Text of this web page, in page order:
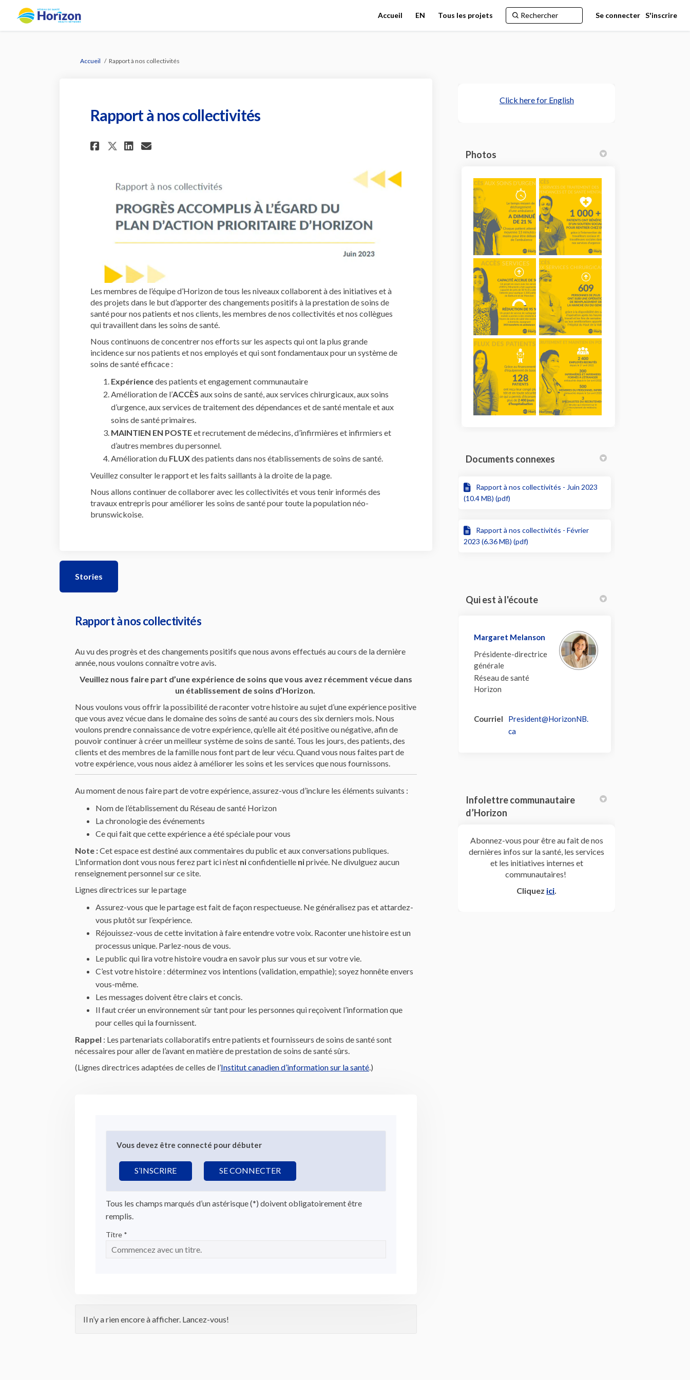
Accueil EN Tous les projets Se connecter S'inscrire
Vous êtes ici:
Accueil Rapport à nos collectivités
Rapport à nos collectivités
Partager Rapport à nos collectivités sur Facebook
Partager Rapport à nos collectivités sur Twitter
Partager Rapport à nos collectivités sur Linkedin
Courriel Rapport à nos collectivités lien
Les membres de l’équipe d’Horizon de tous les niveaux collaborent à des initiatives et à
des projets dans le but d’apporter des changements positifs à la prestation de soins de
santé pour nos patients et nos clients, les membres de nos collectivités et nos collègues
qui travaillent dans les soins de santé.
Nous continuons de concentrer nos efforts sur les aspects qui ont la plus grande
incidence sur nos patients et nos employés et qui sont fondamentaux pour un système de
soins de santé efficace :
Expériencedes patients et engagement communautaire
Amélioration de l’ACCÈS aux soins de santé, aux services chirurgicaux, aux soins
d’urgence, aux services de traitement des dépendances et de santé mentale et aux
soins de santé primaires.
MAINTIEN EN POSTEet recrutement de médecins, d’infirmières et infirmiers et
d’autres membres du personnel.
Amélioration du FLUXdes patients dans nos établissements de soins de santé.
Veuillez consulter le rapport et les faits saillants à la droite de la page.
Nous allons continuer de collaborer avec les collectivités et vous tenir informés des
travaux entrepris pour améliorer les soins de santé pour toute la population néo-
brunswickoise.
Stories
Rapport à nos collectivités
Au vu des progrès et des changements positifs que nous avons effectués au cours de la dernière
année, nous voulons connaître votre avis.
Veuillez nous faire part d’une expérience de soins que vous avez récemment vécue dans
un établissement de soins d’Horizon.
Nous voulons vous offrir la possibilité de raconter votre histoire au sujet d’une expérience positive
que vous avez vécue dans le domaine des soins de santé au cours des six derniers mois. Nous
voulons prendre connaissance de votre expérience, qu’elle ait été positive ou négative, afin de
pouvoir continuer à créer un meilleur système de soins de santé. Tous les jours, des patients, des
clients et des membres de la famille nous font part de leur vécu. Quand vous nous faites part de
votre expérience, vous nous aidez à améliorer les soins et les services que nous fournissons.
Au moment de nous faire part de votre expérience, assurez-vous d’inclure les éléments suivants :
Nom de l’établissement du Réseau de santé Horizon
La chronologie des événements
Ce qui fait que cette expérience a été spéciale pour vous
Note :Cet espace est destiné aux commentaires du public et aux conversations publiques.
L’information dont vous nous ferez part ici n’est niconfidentielle niprivée. Ne divulguez aucun
renseignement personnel sur ce site.
Lignes directrices sur le partage
Assurez-vous que le partage est fait de façon respectueuse. Ne généralisez pas et attardez-
vous plutôt sur l’expérience.
Réjouissez-vous de cette invitation à faire entendre votre voix. Raconter une histoire est un
processus unique. Parlez-nous de vous.
Le public qui lira votre histoire voudra en savoir plus sur vous et sur votre vie.
C’est votre histoire : déterminez vos intentions (validation, empathie); soyez honnête envers
vous-même.
Les messages doivent être clairs et concis.
Il faut créer un environnement sûr tant pour les personnes qui reçoivent l’information que
pour celles qui la fournissent.
Rappel : Les partenariats collaboratifs entre patients et fournisseurs de soins de santé sont
nécessaires pour aller de l’avant en matière de prestation de soins de santé sûrs.
(Lignes directrices adaptées de celles de l’Institut canadien d’information sur la santé(Liens externes)
.)
Vous devez être connecté pour débuter
S’INSCRIRE SE CONNECTER
Tous les champs marqués d’un astérisque (*) doivent obligatoirement être
remplis.
Titre *
Il n’y a rien encore à afficher. Lancez-vous!
Click here for English(Liens externes)
Photos
Documents connexes
Rapport à nos collectivités - Juin 2023
(10.4 MB) (pdf)
Rapport à nos collectivités - Février
2023 (6.36 MB) (pdf)
Qui est à l'écoute
Margaret Melanson
Présidente-directrice
générale
Réseau de santé
Horizon
Courriel
President@HorizonNB.
ca(Liens externes)
Infolettre communautaire
d’Horizon
Abonnez-vous pour être au fait de nos
dernières infos sur la santé, les services
et les initiatives internes et
communautaires!
Cliquez ici(Liens externes)
.